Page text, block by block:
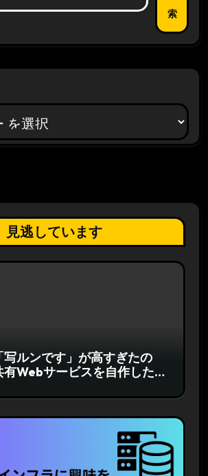
索
見逃しています
写ルンです」が高すぎたの
有Webサービスを自作した